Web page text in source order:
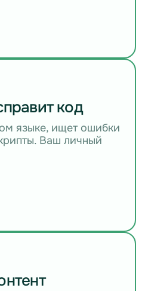
код
языке, ищет ошибки
Ваш личный